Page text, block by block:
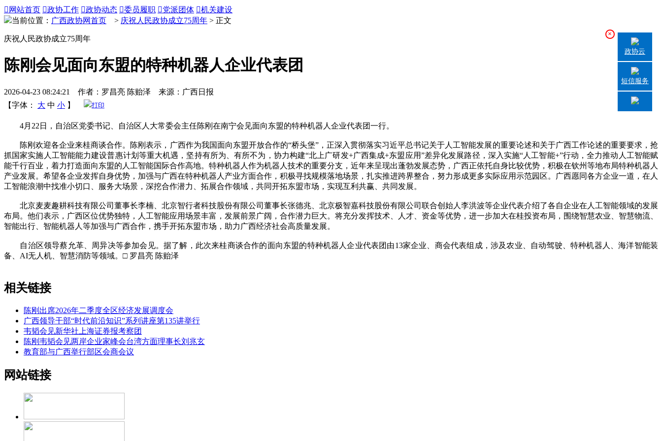
 网站首页 政协工作 政协动态 委员履职 党派团体 机关建设
当前位置： 广西政协网首页 > 庆祝人民政协成立75周年 > 正文
庆祝人民政协成立75周年
陈刚会见面向东盟的特种机器人企业代表团
2026-04-23 08:24:21 作者：罗昌亮 陈贻泽 来源：广西日报
【字体：
大 中 小 】 打印
4月22日，自治区党委书记、自治区人大常委会主任陈刚在南宁会见面向东盟的特种机器人企业代表团一行。
陈刚欢迎各企业来桂商谈合作。陈刚表示，广西作为我国面向东盟开放合作的“桥头堡”，正深入贯彻落实习近平总书记关于人工智能发展的重要论述和关于广西工作论述的重要要求，抢
抓国家实施人工智能能力建设普惠计划等重大机遇，坚持有所为、有所不为，协力构建“北上广研发+广西集成+东盟应用”差异化发展路径，深入实施“人工智能+”行动，全力推动人工智能赋
能千行百业，着力打造面向东盟的人工智能国际合作高地。特种机器人作为机器人技术的重要分支，近年来呈现出蓬勃发展态势，广西正依托自身比较优势，积极在钦州等地布局特种机器人
产业发展。希望各企业发挥自身优势，加强与广西在特种机器人产业方面合作，积极寻找规模落地场景，扎实推进跨界整合，努力形成更多实际应用示范园区。广西愿同各方企业一道，在人
工智能浪潮中找准小切口、服务大场景，深挖合作潜力、拓展合作领域，共同开拓东盟市场，实现互利共赢、共同发展。
北京麦麦趣耕科技有限公司董事长李楠、北京智行者科技股份有限公司董事长张德兆、北京极智嘉科技股份有限公司联合创始人李洪波等企业代表介绍了各自企业在人工智能领域的发展
布局。他们表示，广西区位优势独特，人工智能应用场景丰富，发展前景广阔，合作潜力巨大。将充分发挥技术、人才、资金等优势，进一步加大在桂投资布局，围绕智慧农业、智慧物流、
智能出行、智能机器人等加强与广西合作，携手开拓东盟市场，助力广西经济社会高质量发展。
自治区领导蔡允革、周异决等参加会见。据了解，此次来桂商谈合作的面向东盟的特种机器人企业代表团由13家企业、商会代表组成，涉及农业、自动驾驶、特种机器人、海洋智能装
备、AI无人机、智慧消防等领域。□ 罗昌亮 陈贻泽
相关链接
陈刚出席2026年二季度全区经济发展调度会
广西领导干部“时代前沿知识”系列讲座第135讲举行
韦韬会见新华社上海证券报考察团
陈刚韦韬会见两岸企业家峰会台湾方面理事长刘兆玄
教育部与广西举行部区会商会议
网站链接
×
政协云
短信服务